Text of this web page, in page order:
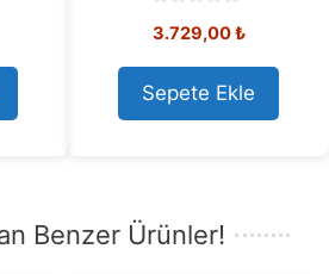
o
t
o
f
5
3.729,00₺
Sepete Ekle
Benzer Ürünler!